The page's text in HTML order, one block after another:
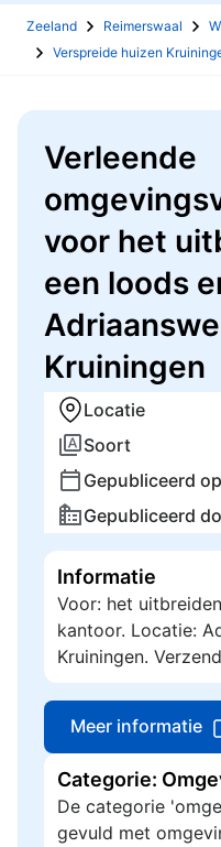
Zeeland Reimerswaal
Verspreide huizen
Verleende
voor het
een loods
Kruiningen
Locatie
Soort
Gepubliceerd op
Gepubliceerd
Informatie
Voor: het
kantoor. Locatie:
Kruiningen.
Meer informatie
Categorie:
De categorie
gevuld met